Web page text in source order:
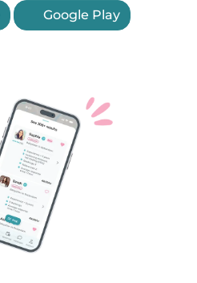
Google Play